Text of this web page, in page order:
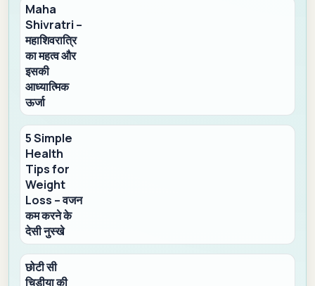
Maha
Shivratri –
महाशिवरात्रि
का महत्व और
इसकी
आध्यात्मिक
ऊर्जा
5 Simple
Health
Tips for
Weight
Loss – वजन
कम करने के
देसी नुस्खे
छोटी सी
चिड़ीया की